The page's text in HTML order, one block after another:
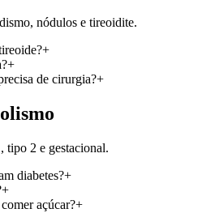
nódulos e tireoidite.
+
+
de cirurgia?+
tipo 2 e gestacional.
diabetes?+
+
açúcar?+